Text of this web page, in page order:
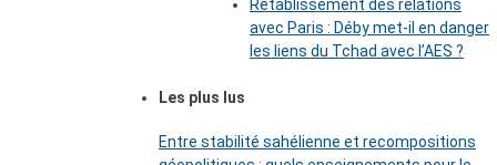
Rétablissement des relations
avec Paris : Déby met-il en danger
les liens du Tchad avec l’AES ?
Les plus lus
Entre stabilité sahélienne et recompositions